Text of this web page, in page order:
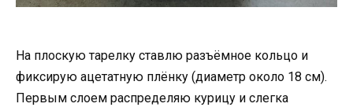
На плоскую тарелку ставлю разъёмное кольцо и
фиксирую ацетатную плёнку (диаметр около 18 см).
Первым слоем распределяю курицу и слегка